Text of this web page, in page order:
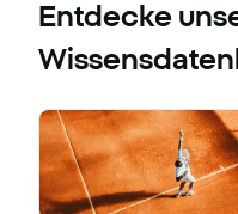
Entdecke